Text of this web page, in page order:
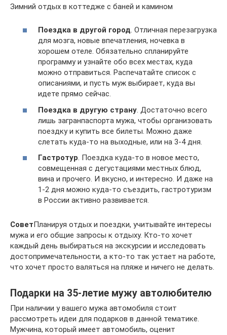
Зимний отдых в коттедже с баней и камином
Поездка в другой город. Отличная перезагрузка
для мозга, новые впечатления, ночевка в
хорошем отеле. Обязательно спланируйте
программу и узнайте обо всех местах, куда
можно отправиться. Распечатайте список с
описаниями, и пусть муж выбирает, куда вы
идете прямо сейчас.
Поездка в другую страну. Достаточно всего
лишь загранпаспорта мужа, чтобы организовать
поездку и купить все билеты. Можно даже
слетать куда-то на выходные, или на 3-4 дня.
Гастротур. Поездка куда-то в новое место,
совмещенная с дегустациями местных блюд,
вина и прочего. И вкусно, и интересно. И даже на
1-2 дня можно куда-то съездить, гастротуризм
в России активно развивается.
СоветПланируя отдых и поездки, учитывайте интересы
мужа и его общие запросы к отдыху. Кто-то хочет
каждый день выбираться на экскурсии и исследовать
достопримечательности, а кто-то так устает на работе,
что хочет просто валяться на пляже и ничего не делать.
Подарки на 35-летие мужу автолюбителю
При наличии у вашего мужа автомобиля стоит
рассмотреть идеи для подарков в данной тематике.
Мужчина, который имеет автомобиль, оценит